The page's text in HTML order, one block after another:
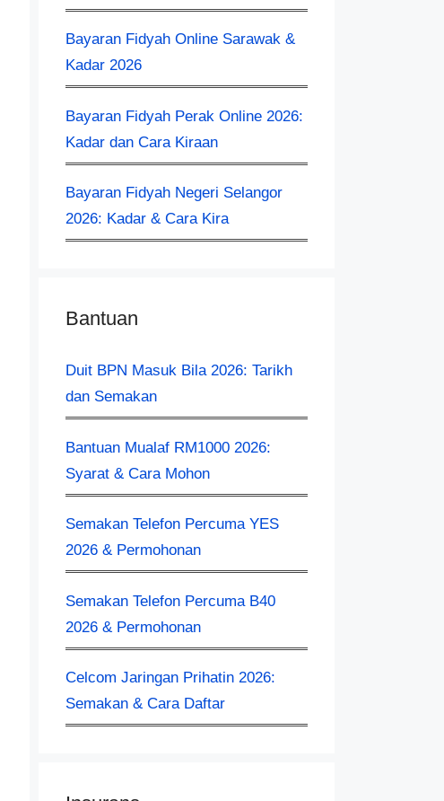
Bayaran Fidyah Online Sarawak &
Kadar 2026
Bayaran Fidyah Perak Online 2026:
Kadar dan Cara Kiraan
Bayaran Fidyah Negeri Selangor
2026: Kadar & Cara Kira
Bantuan
Duit BPN Masuk Bila 2026: Tarikh
dan Semakan
Bantuan Mualaf RM1000 2026:
Syarat & Cara Mohon
Semakan Telefon Percuma YES
2026 & Permohonan
Semakan Telefon Percuma B40
2026 & Permohonan
Celcom Jaringan Prihatin 2026:
Semakan & Cara Daftar